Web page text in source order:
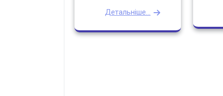
Детальніше...